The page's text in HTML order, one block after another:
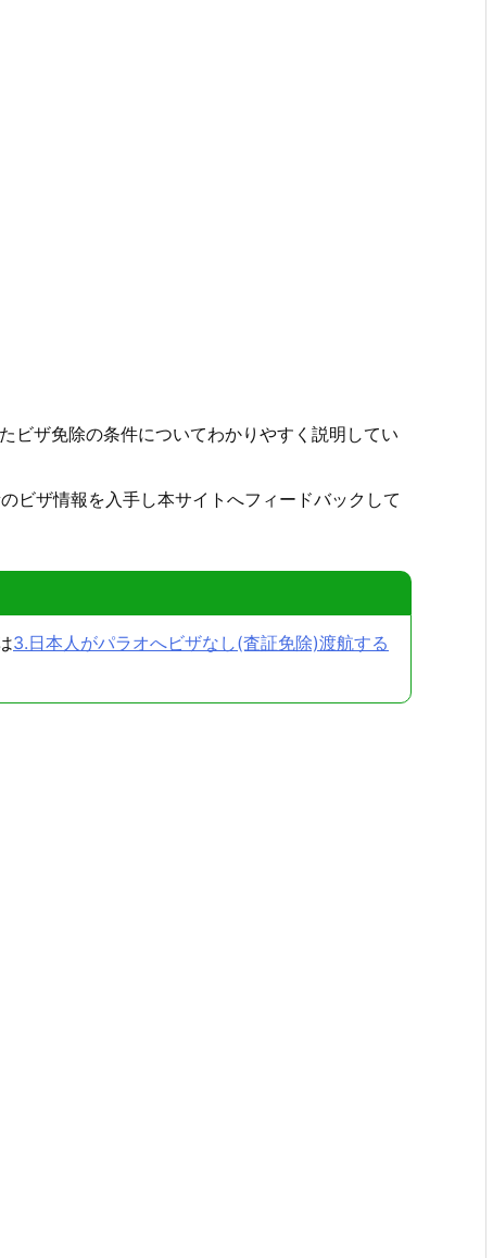
ビザ免除の条件についてわかりやすく説明してい
ビザ情報を入手し本サイトへフィードバックして
3.日本人がパラオへビザなし(査証免除)渡航する